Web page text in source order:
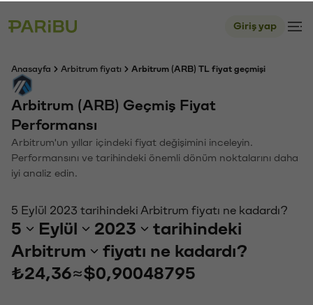
Giriş yap
Anasayfa Arbitrum fiyatı Arbitrum (ARB) TL fiyat geçmişi
Arbitrum (ARB) Geçmiş Fiyat
Performansı
Arbitrum'un yıllar içindeki fiyat değişimini inceleyin.
Performansını ve tarihindeki önemli dönüm noktalarını daha
iyi analiz edin.
5 Eylül 2023 tarihindeki Arbitrum fiyatı ne kadardı?
5 Eylül 2023
tarihindeki
Arbitrum
fiyatı ne kadardı?
₺24,36≈$0,90048795